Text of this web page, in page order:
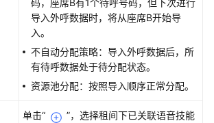
码，座席B有1个待呼号码，但下次进行
导入外呼数据时，将从座席B开始导
入。
不自动分配策略：导入外呼数据后，所
有待呼数据处于待分配状态。
资源池分配：按照导入顺序正常分配。
单击“ ”，选择租间下已关联语音技能